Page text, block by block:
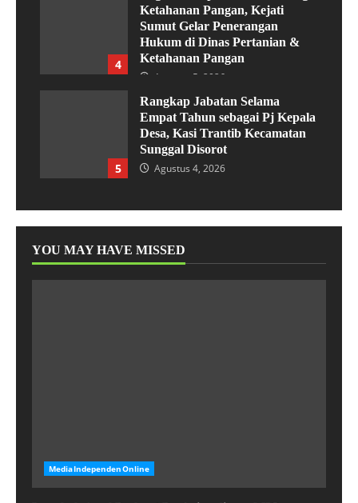
4
Ketahanan Pangan, Kejati
Sumut Gelar Penerangan
Hukum di Dinas Pertanian &
Ketahanan Pangan
Agustus 5, 2026
5
Rangkap Jabatan Selama
Empat Tahun sebagai Pj Kepala
Desa, Kasi Trantib Kecamatan
Sunggal Disorot
Agustus 4, 2026
YOU MAY HAVE MISSED
MediaIndependenOnline